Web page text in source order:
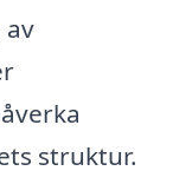
struktur.